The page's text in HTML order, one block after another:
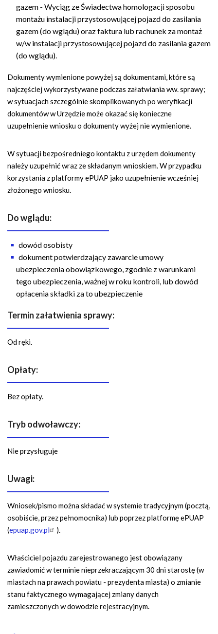
gazem - Wyciąg ze Świadectwa homologacji sposobu
montażu instalacji przystosowującej pojazd do zasilania
gazem (do wglądu) oraz faktura lub rachunek za montaż
w/w instalacji przystosowującej pojazd do zasilania gazem
(do wglądu).
Dokumenty wymienione powyżej są dokumentami, które są
najczęściej wykorzystywane podczas załatwiania ww. sprawy;
w sytuacjach szczególnie skomplikowanych po weryfikacji
dokumentów w Urzędzie może okazać się konieczne
uzupełnienie wniosku o dokumenty wyżej nie wymienione.
W sytuacji bezpośredniego kontaktu z urzędem dokumenty
należy uzupełnić wraz ze składanym wnioskiem. W przypadku
korzystania z platformy ePUAP jako uzupełnienie wcześniej
złożonego wniosku.
Do wglądu:
dowód osobisty
dokument potwierdzający zawarcie umowy
ubezpieczenia obowiązkowego, zgodnie z warunkami
tego ubezpieczenia, ważnej w roku kontroli, lub dowód
opłacenia składki za to ubezpieczenie
Termin załatwienia sprawy:
Od ręki.
Opłaty:
Bez opłaty.
Tryb odwoławczy:
Nie przysługuje
Uwagi:
Wniosek/pismo można składać w systemie tradycyjnym (pocztą,
osobiście, przez pełnomocnika) lub poprzez platformę ePUAP
(epuap.gov.pl ).
Właściciel pojazdu zarejestrowanego jest obowiązany
zawiadomić w terminie nieprzekraczającym 30 dni starostę (w
miastach na prawach powiatu - prezydenta miasta) o zmianie
stanu faktycznego wymagającej zmiany danych
zamieszczonych w dowodzie rejestracyjnym.